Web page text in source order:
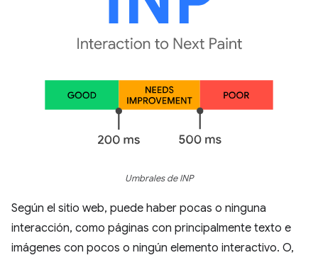
Umbrales de INP
Según el sitio web, puede haber pocas o ninguna
interacción, como páginas con principalmente texto e
imágenes con pocos o ningún elemento interactivo. O,